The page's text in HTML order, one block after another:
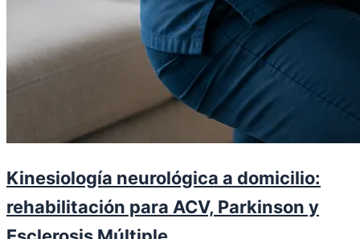
Kinesiología neurológica a domicilio:
rehabilitación para ACV, Parkinson y